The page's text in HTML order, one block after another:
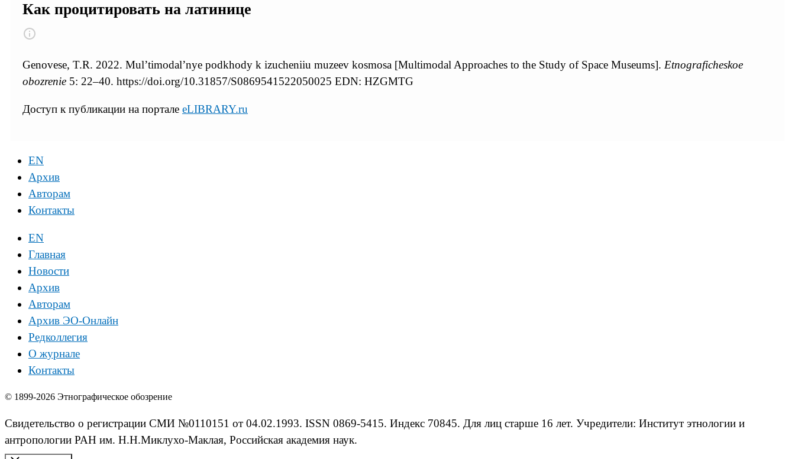
Как процитировать на латинице
Genovese, T.R. 2022. Mul’timodal’nye podkhody k izucheniiu muzeev kosmosа [Multimodal Approaches to the Study of Space Museums]. Etnograficheskoe
obozrenie 5: 22–40. https://doi.org/10.31857/S0869541522050025 EDN: HZGMTG
Доступ к публикации на портале eLIBRARY.ru
EN
Архив
Авторам
Контакты
EN
Главная
Новости
Архив
Авторам
Архив ЭО-Онлайн
Редколлегия
О журнале
Контакты
© 1899-2026 Этнографическое обозрение
Свидетельство о регистрации СМИ №0110151 от 04.02.1993. ISSN 0869-5415. Индекс 70845. Для лиц старше 16 лет. Учредители: Институт этнологии и
антропологии РАН им. Н.Н.Миклухо-Маклая, Российская академия наук.